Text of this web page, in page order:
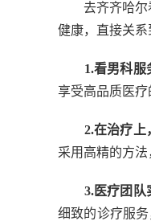
去齐齐哈尔看
健康，直接关系
1.看男科服
享受高品质医疗
2.在治疗上
采用高精的方法
3.医疗团队
细致的诊疗服